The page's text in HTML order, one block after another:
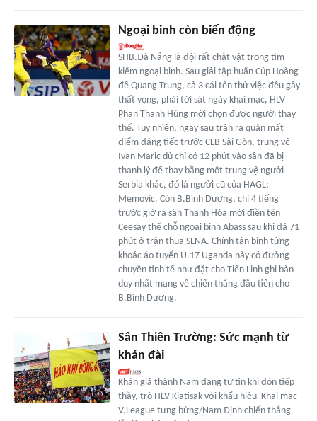
Ngoại binh còn biến động
SHB.Đà Nẵng là đội rất chật vật trong tìm
kiếm ngoại binh. Sau giải tập huấn Cúp Hoàng
đế Quang Trung, cả 3 cái tên thử việc đều gây
thất vọng, phải tới sát ngày khai mạc, HLV
Phan Thanh Hùng mới chọn được người thay
thế. Tuy nhiên, ngay sau trận ra quân mất
điểm đáng tiếc trước CLB Sài Gòn, trung vệ
Ivan Maric dù chỉ có 12 phút vào sân đã bị
thanh lý để thay bằng một trung vệ người
Serbia khác, đó là người cũ của HAGL:
Memovic. Còn B.Bình Dương, chỉ 4 tiếng
trước giờ ra sân Thanh Hóa mới điền tên
Ceesay thế chỗ ngoại binh Abass sau khi đá 71
phút ở trận thua SLNA. Chính tân binh từng
khoác áo tuyển U.17 Uganda này có đường
chuyền tinh tế như đặt cho Tiến Linh ghi bàn
duy nhất mang về chiến thắng đầu tiên cho
B.Bình Dương.
Sân Thiên Trường: Sức mạnh từ
khán đài
Khán giả thành Nam đang tự tin khi đón tiếp
thầy, trò HLV Kiatisak với khẩu hiệu 'Khai mạc
V.League tưng bừng/Nam Định chiến thắng